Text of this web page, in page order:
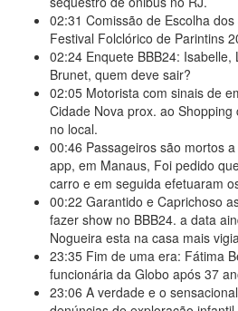
02:31 Comissão de Escolha
Festival Folclórico de Parintins
02:24 Enquete BBB24: Isabelle,
Brunet, quem deve sair?
02:05 Motorista com sinais de
Cidade Nova prox. ao
no local.
00:46 Passageiros são mortos
app, em Manaus, Foi pedido
carro e em seguida efetuaram
00:22 Garantido e Caprichoso
fazer show no BBB24. a data
Nogueira esta na casa mais
23:35 Fim de uma era: Fátima
funcionária da Globo após 37
23:06 A verdade e o